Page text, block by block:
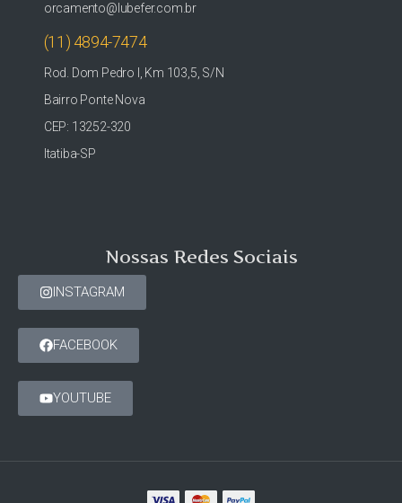
orcamento@lubefer.com.br
(11) 4894-7474
Rod. Dom Pedro I, Km 103,5, S/N
Bairro Ponte Nova
CEP: 13252-320
Itatiba-SP
Nossas Redes Sociais
INSTAGRAM
FACEBOOK
YOUTUBE